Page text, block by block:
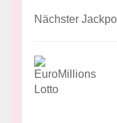
Nächster